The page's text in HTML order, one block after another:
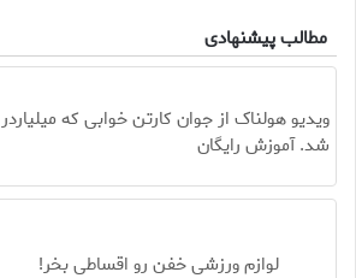
مطالب پیشنهادی
ویدیو هولناک از جوان کارتن خوابی که میلیاردر
شد. آموزش رایگان
لوازم ورزشی خفن رو اقساطی بخر!